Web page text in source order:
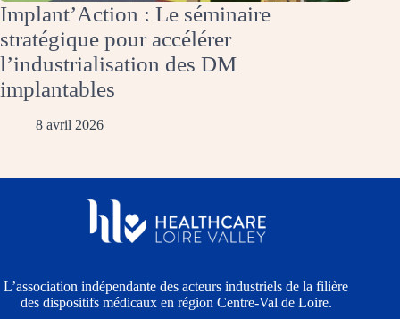
Implant’Action : Le séminaire
stratégique pour accélérer
l’industrialisation des DM
implantables
8 avril 2026
L’association indépendante des acteurs industriels de la filière
des dispositifs médicaux en région Centre-Val de Loire.